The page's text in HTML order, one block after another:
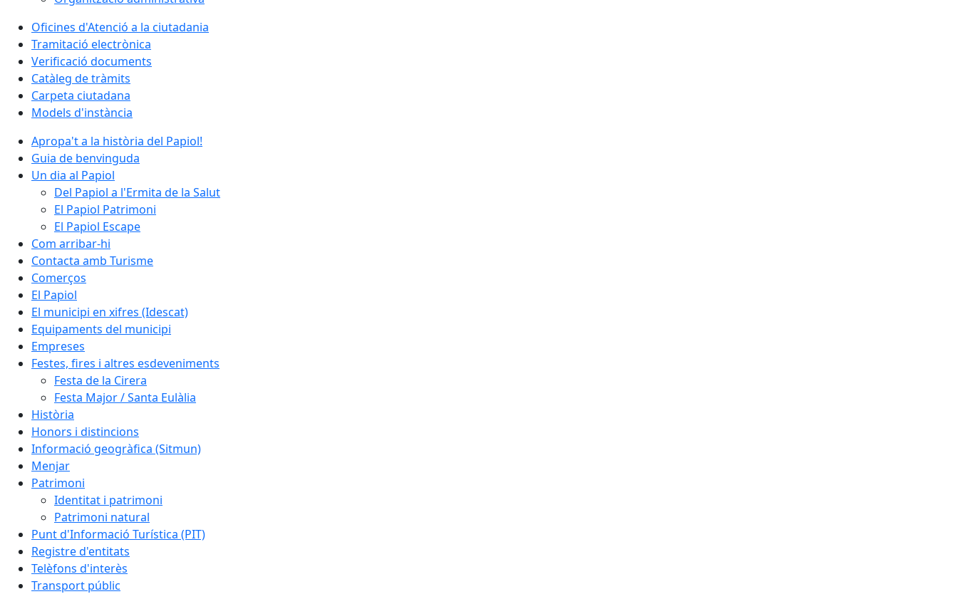
Oficines d'Atenció a la ciutadania
Tramitació electrònica
Verificació documents
Catàleg de tràmits
Carpeta ciutadana
Models d'instància
Apropa't a la història del Papiol!
Guia de benvinguda
Un dia al Papiol
Del Papiol a l'Ermita de la Salut
El Papiol Patrimoni
El Papiol Escape
Com arribar-hi
Contacta amb Turisme
Comerços
El Papiol
El municipi en xifres (Idescat)
Equipaments del municipi
Empreses
Festes, fires i altres esdeveniments
Festa de la Cirera
Festa Major / Santa Eulàlia
Història
Honors i distincions
Informació geogràfica (Sitmun)
Menjar
Patrimoni
Identitat i patrimoni
Patrimoni natural
Punt d'Informació Turística (PIT)
Registre d'entitats
Telèfons d'interès
Transport públic